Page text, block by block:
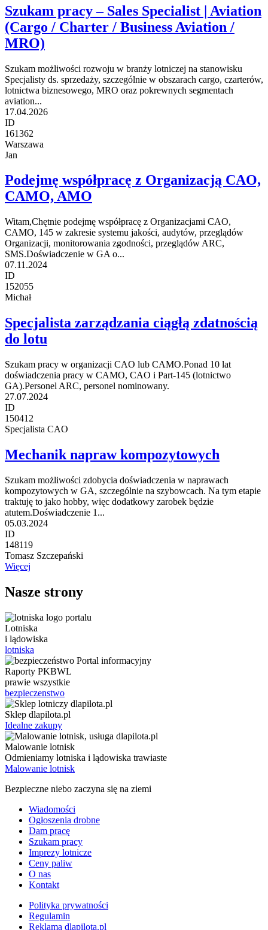
Szukam pracy – Sales Specialist | Aviation
(Cargo / Charter / Business Aviation /
MRO)
Szukam możliwości rozwoju w branży lotniczej na stanowisku
Specjalisty ds. sprzedaży, szczególnie w obszarach cargo, czarterów,
lotnictwa biznesowego, MRO oraz pokrewnych segmentach
aviation...
17.04.2026
ID
161362
Warszawa
Jan
Podejmę współpracę z Organizacją CAO,
CAMO, AMO
Witam,Chętnie podejmę współpracę z Organizacjami CAO,
CAMO, 145 w zakresie systemu jakości, audytów, przeglądów
Organizacji, monitorowania zgodności, przeglądów ARC,
SMS.Doświadczenie w GA o...
07.11.2024
ID
152055
Michał
Specjalista zarządzania ciągłą zdatnością
do lotu
Szukam pracy w organizacji CAO lub CAMO.Ponad 10 lat
doświadczenia pracy w CAMO, CAO i Part-145 (lotnictwo
GA).Personel ARC, personel nominowany.
27.07.2024
ID
150412
Specjalista CAO
Mechanik napraw kompozytowych
Szukam możliwości zdobycia doświadczenia w naprawach
kompozytowych w GA, szczególnie na szybowcach. Na tym etapie
traktuję to jako hobby, więc dodatkowy zarobek będzie
atutem.Doświadczenie 1...
05.03.2024
ID
148119
Tomasz Szczepański
Więcej
Nasze strony
Lotniska
i lądowiska
lotniska
Raporty PKBWL
prawie wszystkie
bezpieczenstwo
Sklep dlapilota.pl
Idealne zakupy
Malowanie lotnisk
Odmieniamy lotniska i lądowiska trawiaste
Malowanie lotnisk
Bezpieczne niebo zaczyna się na ziemi
Wiadomości
Ogłoszenia drobne
Dam pracę
Szukam pracy
Imprezy lotnicze
Ceny paliw
O nas
Kontakt
Polityka prywatności
Regulamin
Reklama dlapilota.pl